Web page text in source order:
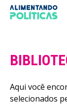
Aqui você
selecionados